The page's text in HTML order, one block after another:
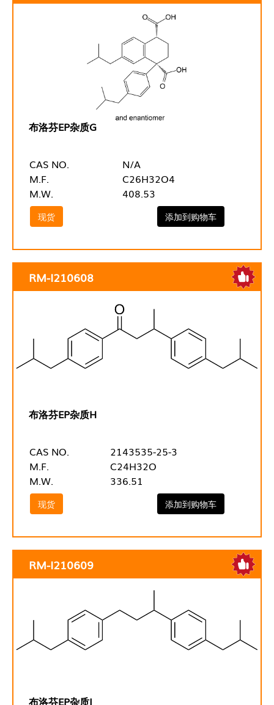
布洛芬EP杂质G
CAS NO.
N/A
M.F.
C26H32O4
M.W.
408.53
现货 添加到购物车
RM-I210608
布洛芬EP杂质H
CAS NO.
2143535-25-3
M.F.
C24H32O
M.W.
336.51
现货 添加到购物车
RM-I210609
布洛芬EP杂质I